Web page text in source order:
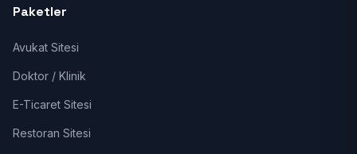
Paketler
Avukat Sitesi
Doktor / Klinik
E-Ticaret Sitesi
Restoran Sitesi